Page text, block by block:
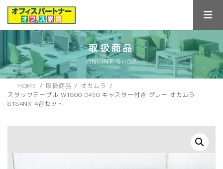
ス
キ
ン
に
取扱商品
ONLINE SHOP
HOME 取扱商品
オカムラ
スタックテーブル W1800 D450 キャスター付き グレー オカムラ
8184NX 4台セット